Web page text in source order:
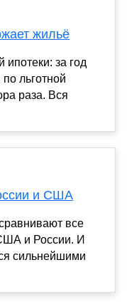
жильё
за год
льготной
раза. Вся
и США
все
и России. И
сильнейшими